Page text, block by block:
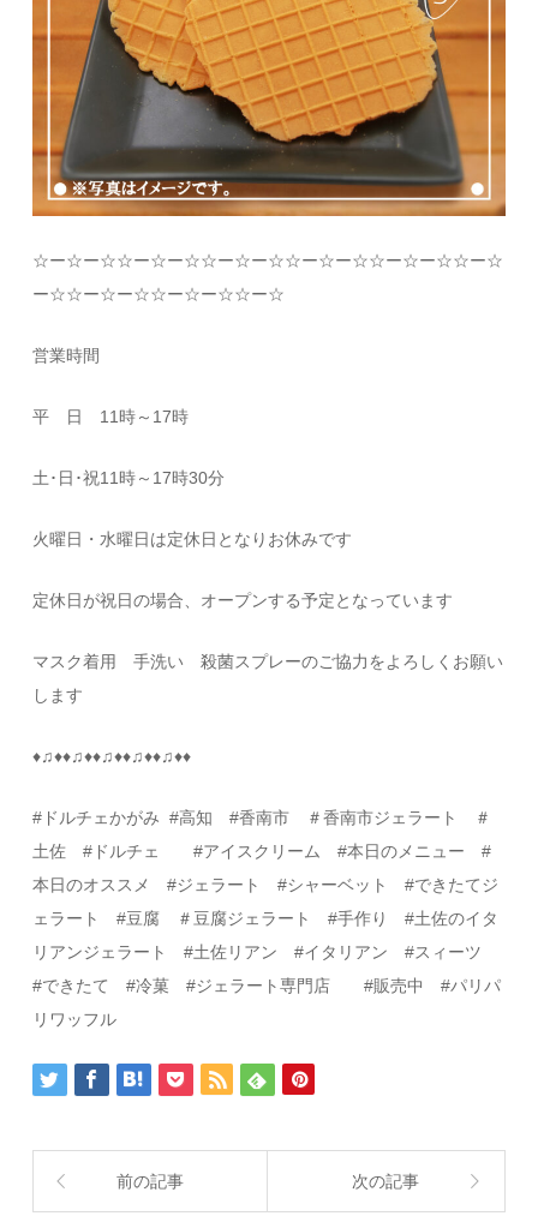
☆ー☆ー☆☆ー☆ー☆☆ー☆ー☆☆ー☆ー☆☆ー☆ー☆☆ー☆
ー☆☆ー☆ー☆☆ー☆ー☆☆ー☆
営業時間
平 日 11時～ 17時
土･日･祝11時～ 17時30分
火曜日・水曜日は定休日となりお休みです
定休日が祝日の場合、オープンする予定となっています
マスク着用 手洗い 殺菌スプレーのご協力をよろしくお願い
します
♦♫♦♦♫♦♦♫♦♦♫♦♦♫♦♦
# ドルチェかがみ #高知#香南市 ＃香南市ジェラート ＃
土佐# ドルチェ#アイスクリーム#本日のメニュー#
本日のオススメ#ジェラート#シャーベット#できたてジ
ェラート#豆腐 ＃豆腐ジェラート#手作り#土佐のイタ
リアンジェラート#土佐リアン#イタリアン#スィーツ
#できたて#冷菓#ジェラート専門店#販売中#パリパ
リワッフル
前の記事 次の記事